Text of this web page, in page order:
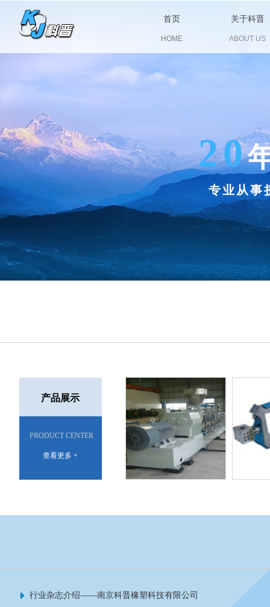
ABOUT US
首页 关于科晋
HOME
20
专业从事
产品展示
PRODUCT CENTER
查看更多 +
行业杂志介绍——南京科晋橡塑科技有限公司